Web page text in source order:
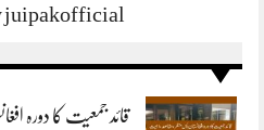
juipakofficial
قائد جمعیت کا دورہ